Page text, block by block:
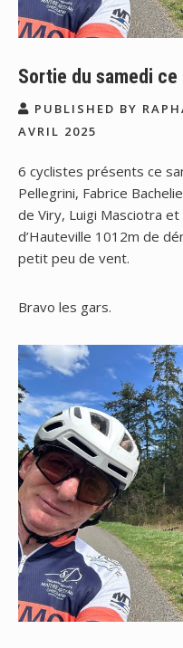
Sortie du samedi ce
PUBLISHED BY
AVRIL 2025
6 cyclistes présents ce
Pellegrini, Fabrice
de Viry, Luigi Masciotra
d’Hauteville 1012m de
petit peu de vent.
Bravo les gars.